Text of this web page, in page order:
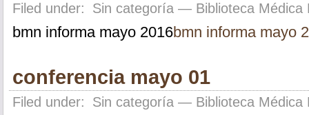
Filed under: Sin categoría— Biblioteca Médica
bmn informa mayo 2016bmn informa mayo
conferencia mayo 01
Filed under: Sin categoría— Biblioteca Médica